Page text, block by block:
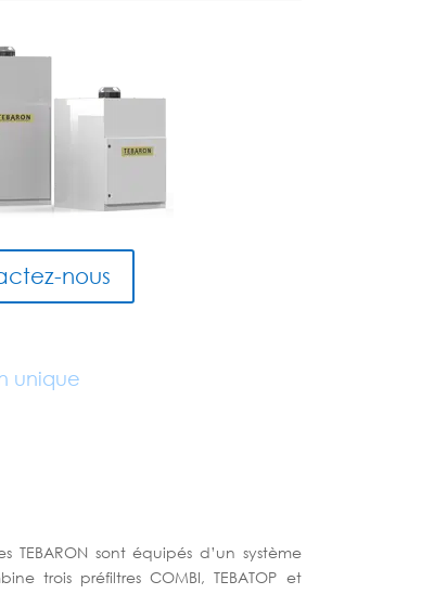
nous
unique
TEBARON sont équipés d’un système
trois préfiltres COMBI, TEBATOP et